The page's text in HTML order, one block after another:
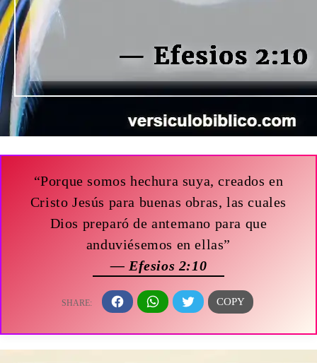
“Porque somos hechura suya, creados en
Cristo Jesús para buenas obras, las cuales
Dios preparó de antemano para que
anduviésemos en ellas”
— Efesios 2:10